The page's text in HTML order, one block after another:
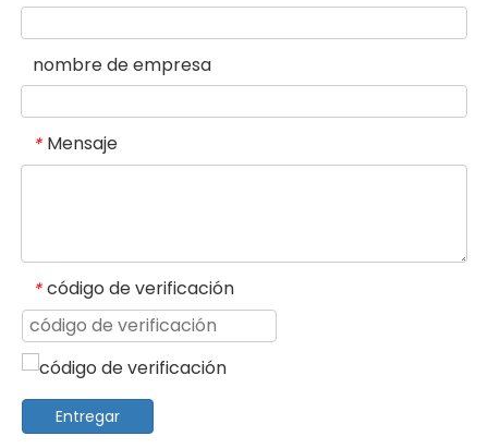
nombre de empresa
* Mensaje
* código de verificación
Entregar